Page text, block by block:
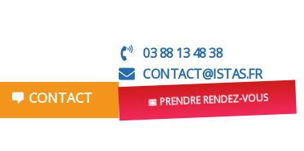
CONTACT
03 88 13 48 38
CONTACT@ISTAS.FR
📅 PRENDRE RENDEZ-VOUS